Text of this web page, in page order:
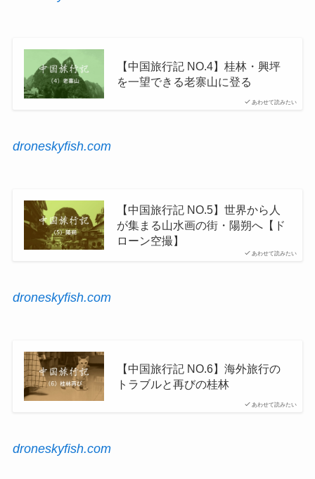
あわせて読みたい
【中国旅行記 NO.4】桂林・興坪
を一望できる老寨山に登る
droneskyfish.com
あわせて読みたい
【中国旅行記 NO.5】世界から人
が集まる山水画の街・陽朔へ【ド
ローン空撮】
droneskyfish.com
あわせて読みたい
【中国旅行記 NO.6】海外旅行の
トラブルと再びの桂林
droneskyfish.com